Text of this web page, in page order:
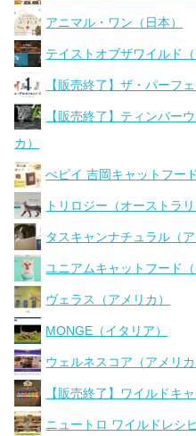
アニマル・ワン（日本）
テイストオブザワイルド（
【販売終了】ザ・パーフ
【販売終了】ティンバー
カ）
ぺピイ 吉岡キャットフー
トリロジー（オーストラリ
タスキャンナチュラル（ア
ユニアムキャットフード（
ヴェラス（アメリカ）
MONGE（イタリア）
ウェルネスコア（アメリカ
【販売終了】ワイルドキ
ニュートロ ワイルドレシ